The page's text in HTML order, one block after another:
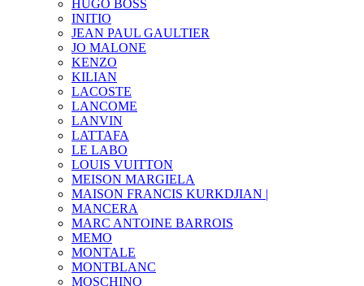
HUGO BOSS
INITIO
JEAN PAUL GAULTIER
JO MALONE
KENZO
KILIAN
LACOSTE
LANCOME
LANVIN
LATTAFA
LE LABO
LOUIS VUITTON
MEISON MARGIELA
MAISON FRANCIS KURKDJIAN |
MANCERA
MARC ANTOINE BARROIS
MEMO
MONTALE
MONTBLANC
MOSCHINO